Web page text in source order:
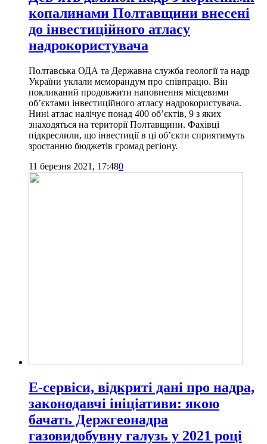
копалинами Полтавщини внесені
до інвестиційного атласу
надрокористувача
Полтавська ОДА та Державна служба геології та надр
України уклали меморандум про співпрацю. Він
покликаний продовжити наповнення місцевими
об’єктами інвестиційного атласу надрокористувача.
Нині атлас налічує понад 400 об’єктів, 9 з яких
знаходяться на території Полтавщини. Фахівці
підкреслили, що інвестиції в ці об’єкти сприятимуть
зростанню бюджетів громад регіону.
11 березня 2021, 17:480
Е-сервіси, відкриті дані про надра,
законодавчі ініціативи: якою
бачать Держгеонадра
газовидобувну галузь у 2021 році